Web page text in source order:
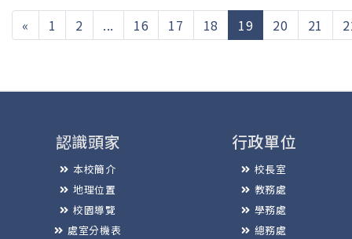
« 1 2 ... 16 17 18 19(current)
20 21
認識頭家
本校簡介
地理位置
校園導覽
處室分機表
行政單位
校長室
教務處
學務處
總務處